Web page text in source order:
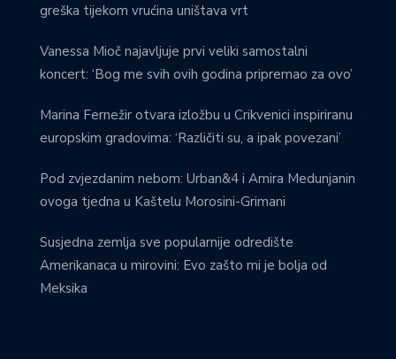
greška tijekom vrućina uništava vrt
Vanessa Mioč najavljuje prvi veliki samostalni
koncert: ‘Bog me svih ovih godina pripremao za ovo’
Marina Fernežir otvara izložbu u Crikvenici inspiriranu
europskim gradovima: ‘Različiti su, a ipak povezani’
Pod zvjezdanim nebom: Urban&4 i Amira Medunjanin
ovoga tjedna u Kaštelu Morosini-Grimani
Susjedna zemlja sve popularnije odredište
Amerikanaca u mirovini: Evo zašto mi je bolja od
Meksika